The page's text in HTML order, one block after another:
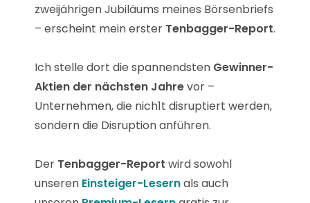
zweijährigen Jubiläums meines Börsenbriefs
– erscheint mein erster Tenbagger-Report.
Ich stelle dort die spannendsten Gewinner-
Aktien der nächsten Jahrevor –
Unternehmen, die nich1t disruptiert werden,
sondern die Disruption anführen.
Der Tenbagger-Report wird sowohl
unseren Einsteiger-Lesernals auch